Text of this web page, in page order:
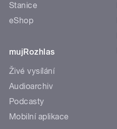
Stanice
eShop
mujRozhlas
Živé vysílání
Audioarchiv
Podcasty
Mobilní aplikace